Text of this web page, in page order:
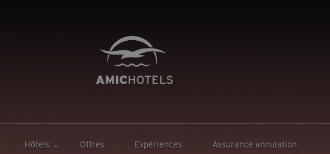
Hôtels Offres Expériences Assurance annulation